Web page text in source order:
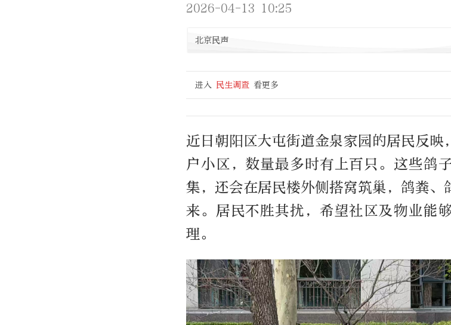
2026-04-13 10:25
北京民声
进入 民生调查 看更多
近日朝阳区大屯街道金泉家园的居民反映
户小区，数量最多时有上百只。这些鸽
集，还会在居民楼外侧搭窝筑巢，鸽粪、
来。居民不胜其扰，希望社区及物业能
理。